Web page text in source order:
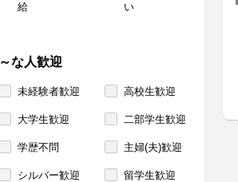
給
い
～な人歓迎
未経験者歓迎 高校生歓迎
大学生歓迎 二部学生歓迎
学歴不問 主婦(夫)歓迎
シルバー歓迎 留学生歓迎